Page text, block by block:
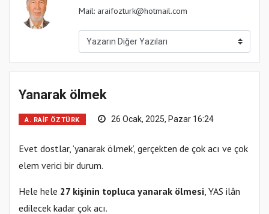
Mail: araifozturk@hotmail.com
Yanarak ölmek
A. RAIF ÖZTÜRK 26 Ocak, 2025, Pazar 16:24
Evet dostlar, ‘yanarak ölmek’, gerçekten de çok acı ve çok
elem verici bir durum.
Hele hele 27 kişinin topluca yanarak ölmesi, YAS ilân
edilecek kadar çok acı.